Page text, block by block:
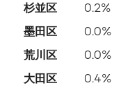
杉並区
0.2%
墨田区
0.0%
荒川区
0.0%
大田区
0.4%